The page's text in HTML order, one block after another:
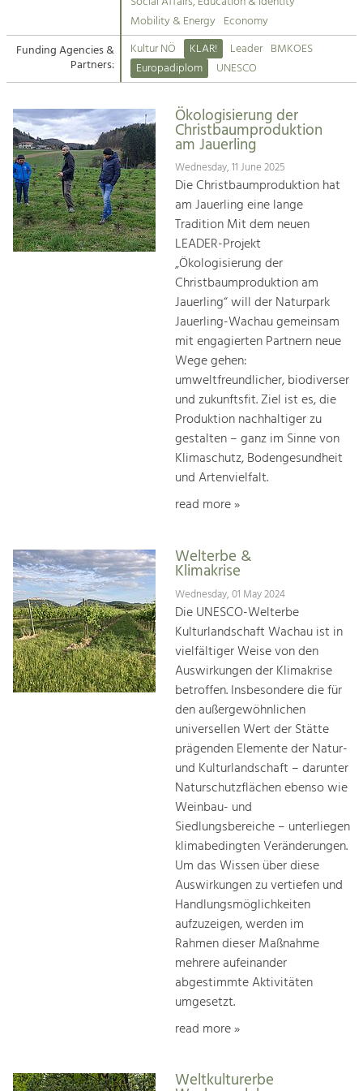
Suche
Impressum
Kontakt
Tourism
Offer Development and Positioning
Art & Culture
Crafts, Science and Research.
Social Affairs, Education
& Identity
Equality, Youth and Integration.
Climate Change, Public Transport and
Increase in Regional Value Added.
Mobility & Energy Economy
Funding Agencies &
Partners:
Kultur NÖ KLAR! Leader BMKOES
Europadiplom
UNESCO
Ökologisierung der
Christbaumproduktion
am Jauerling
Wednesday, 11 June 2025
Die Christbaumproduktion hat
am Jauerling eine lange
Tradition Mit dem neuen
LEADER-Projekt
„Ökologisierung der
Christbaumproduktion am
Jauerling“ will der Naturpark
Jauerling-Wachau gemeinsam
mit engagierten Partnern neue
Wege gehen:
umweltfreundlicher, biodiverser
und zukunftsfit. Ziel ist es, die
Produktion nachhaltiger zu
gestalten – ganz im Sinne von
Klimaschutz, Bodengesundheit
und Artenvielfalt.
read more »
Welterbe &
Klimakrise
Wednesday, 01 May 2024
Die UNESCO-Welterbe
Kulturlandschaft Wachau ist in
vielfältiger Weise von den
Auswirkungen der Klimakrise
betroffen. Insbesondere die für
den außergewöhnlichen
universellen Wert der Stätte
prägenden Elemente der Natur-
und Kulturlandschaft – darunter
Naturschutzflächen ebenso wie
Weinbau- und
Siedlungsbereiche – unterliegen
klimabedingten Veränderungen.
Um das Wissen über diese
Auswirkungen zu vertiefen und
Handlungsmöglichkeiten
aufzuzeigen, werden im
Rahmen dieser Maßnahme
mehrere aufeinander
abgestimmte Aktivitäten
umgesetzt.
read more »
Weltkulturerbe